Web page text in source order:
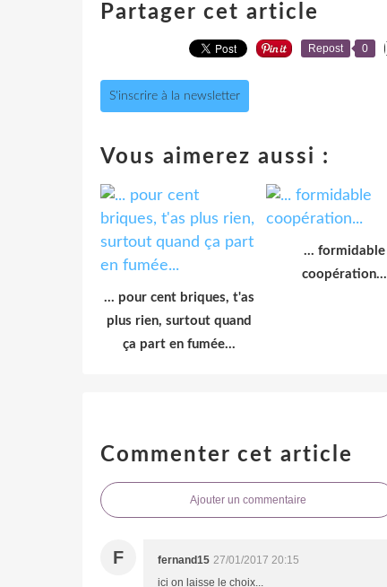
Partager cet article
Repost 0
S'inscrire à la newsletter
Vous aimerez aussi :
... pour cent briques, t'as
plus rien, surtout quand
ça part en fumée...
... formidable
coopération...
Commenter cet article
Ajouter un commentaire
F fernand15 27/01/2017 20:15
ici on laisse le choix...